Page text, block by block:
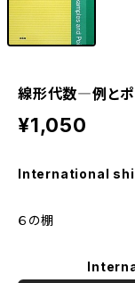
線形代数―例とポ
¥1,050
International
６の棚